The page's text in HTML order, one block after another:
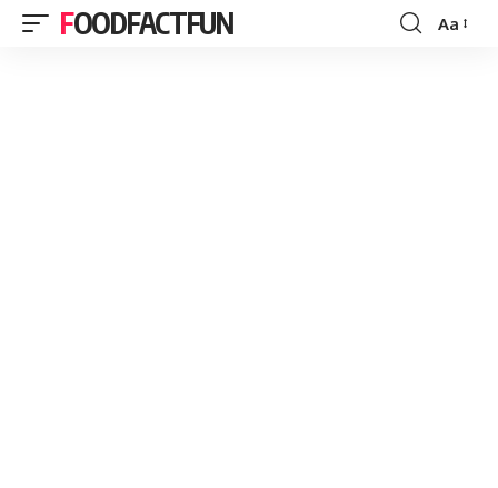
FOODFACTFUN
Font
Aa